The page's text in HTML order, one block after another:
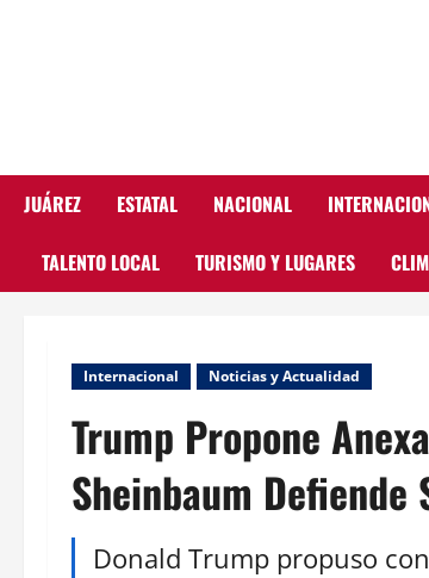
JUÁREZ ESTATAL NACIONAL
TALENTO LOCAL TURISMO Y LUGARES
Internacional Noticias y Actualidad
Trump Propone
Sheinbaum Defiende
Donald Trump propuso